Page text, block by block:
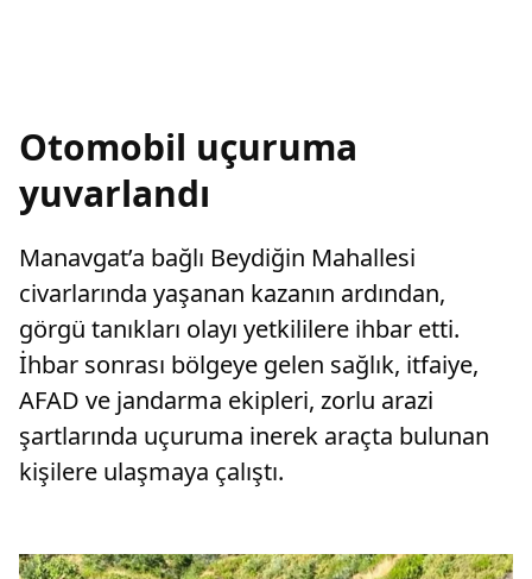
Otomobil uçuruma
yuvarlandı
Manavgat’a bağlı Beydiğin Mahallesi
civarlarında yaşanan kazanın ardından,
görgü tanıkları olayı yetkililere ihbar etti.
İhbar sonrası bölgeye gelen sağlık, itfaiye,
AFAD ve jandarma ekipleri, zorlu arazi
şartlarında uçuruma inerek araçta bulunan
kişilere ulaşmaya çalıştı.